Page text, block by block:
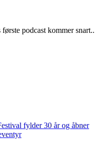
podcast kommer snart..
fylder 30 år og åbner